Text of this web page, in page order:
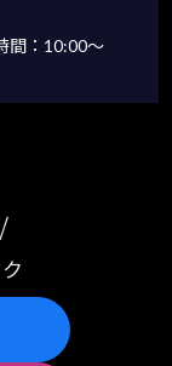
間：10:00～